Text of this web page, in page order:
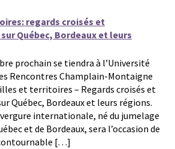
regards croisés et
Québec, Bordeaux et leurs
prochain se tiendra à l’Université
Rencontres Champlain-Montaigne
et territoires – Regards croisés et
Québec, Bordeaux et leurs régions.
internationale, né du jumelage
et de Bordeaux, sera l’occasion de
[…]